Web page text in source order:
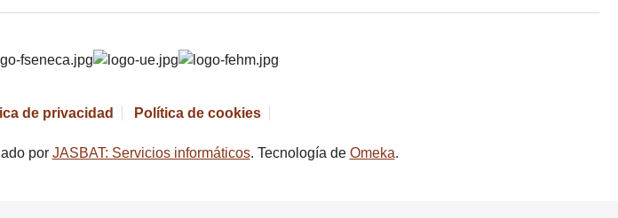
de privacidad Política de cookies
por JASBAT: Servicios informáticos. Tecnología de Omeka.